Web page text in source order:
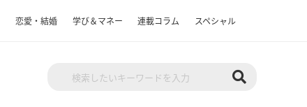
恋愛・結婚 学び＆マネー 連載コラム スペシャル